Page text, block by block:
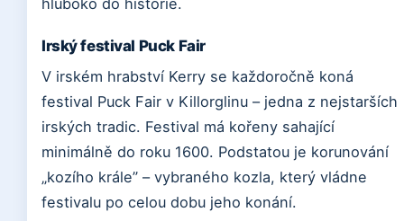
Irský festival Puck Fair
V irském hrabství Kerry se každoročně koná
festival Puck Fair v Killorglinu – jedna z nejstarších
irských tradic. Festival má kořeny sahající
minimálně do roku 1600. Podstatou je korunování
„kozího krále” – vybraného kozla, který vládne
festivalu po celou dobu jeho konání.